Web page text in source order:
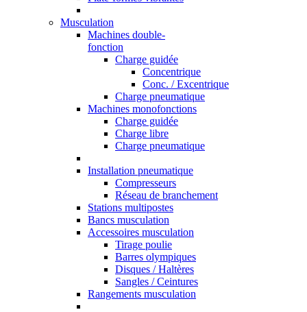
Musculation
Machines double-
fonction
Charge guidée
Concentrique
Conc. / Excentrique
Charge pneumatique
Machines monofonctions
Charge guidée
Charge libre
Charge pneumatique
Installation pneumatique
Compresseurs
Réseau de branchement
Stations multipostes
Bancs musculation
Accessoires musculation
Tirage poulie
Barres olympiques
Disques / Haltères
Sangles / Ceintures
Rangements musculation